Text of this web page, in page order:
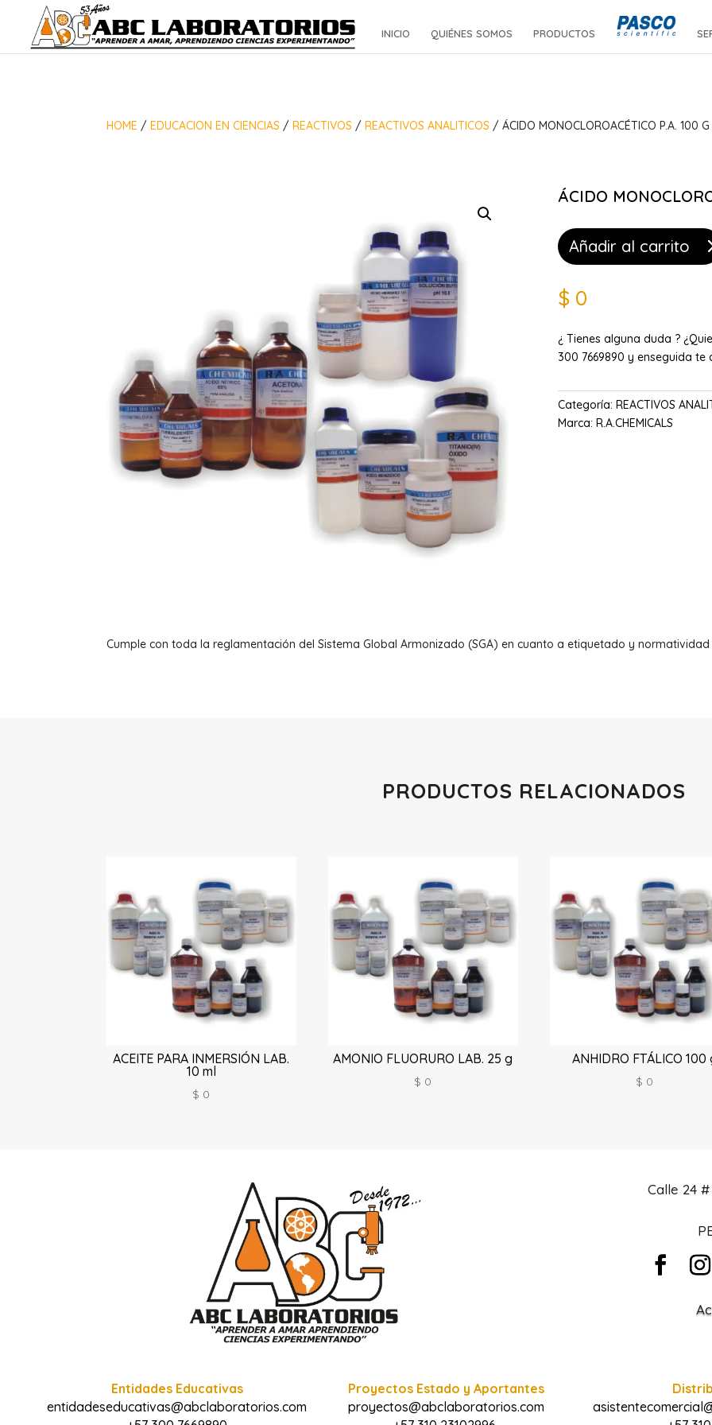
INICIO QUIÉNES SOMOS PRODUCTOS
HOME /EDUCACION EN CIENCIAS /REACTIVOS /REACTIVOS ANALITICOS / ÁCIDO MONOCLOROACÉTICO P.A. 100 G
ÁCIDO
Añadir al carrito
$ 0
¿ Tienes alguna duda ?
300 7669890 y enseguida te
Categoría: REACTIVOS
Marca: R.A.CHEMICALS
Cumple con toda la reglamentación del Sistema Global Armonizado (SGA) en cuanto a etiquetado y normatividad
PRODUCTOS RELACIONADOS
ACEITE PARA INMERSIÓN LAB.
10 ml
$ 0
AMONIO FLUORURO LAB. 25 g
$ 0
ANHIDRO FTÁLICO 100
$ 0
Calle 24
Entidades Educativas
entidadeseducativas@abclaboratorios.com
Proyectos Estado y Aportantes
proyectos@abclaboratorios.com